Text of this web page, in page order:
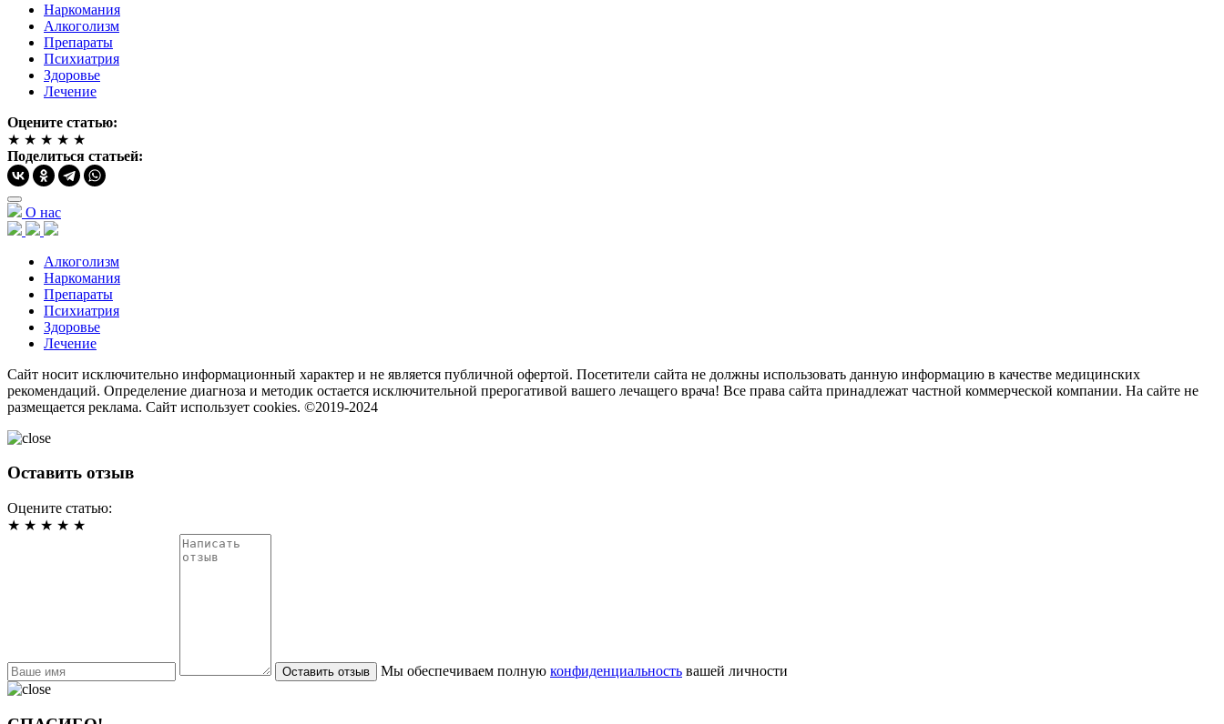
Наркомания
Алкоголизм
Препараты
Психиатрия
Здоровье
Лечение
Оцените статью:
★ ★ ★ ★ ★
Поделиться статьей:
О нас
Алкоголизм
Наркомания
Препараты
Психиатрия
Здоровье
Лечение
Сайт носит исключительно информационный характер и не является публичной офертой. Посетители сайта не должны использовать данную информацию в качестве медицинских
рекомендаций. Определение диагноза и методик остается исключительной прерогативой вашего лечащего врача! Все права сайта принадлежат частной коммерческой компании. На сайте не
размещается реклама. Сайт использует cookies. ©2019-2024
Оставить отзыв
Оцените статью:
★ ★ ★ ★ ★
Оставить отзыв Мы обеспечиваем полную конфиденциальность вашей личности